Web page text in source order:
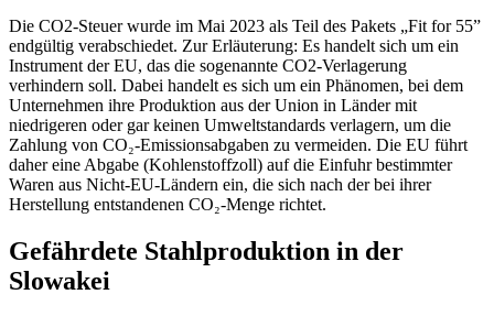
Die CO2-Steuer wurde im Mai 2023 als Teil des Pakets „Fit for 55”
endgültig verabschiedet. Zur Erläuterung: Es handelt sich um ein
Instrument der EU, das die sogenannte CO2-Verlagerung
verhindern soll. Dabei handelt es sich um ein Phänomen, bei dem
Unternehmen ihre Produktion aus der Union in Länder mit
niedrigeren oder gar keinen Umweltstandards verlagern, um die
Zahlung von CO₂-Emissionsabgaben zu vermeiden. Die EU führt
daher eine Abgabe (Kohlenstoffzoll) auf die Einfuhr bestimmter
Waren aus Nicht-EU-Ländern ein, die sich nach der bei ihrer
Herstellung entstandenen CO₂-Menge richtet.
Gefährdete Stahlproduktion in der
Slowakei